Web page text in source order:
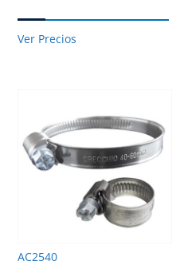
Ver Precios
AC2540